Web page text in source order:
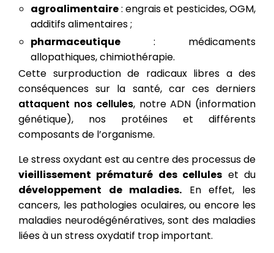
agroalimentaire: engrais et pesticides, OGM,
additifs alimentaires ;
pharmaceutique : médicaments
allopathiques, chimiothérapie.
Cette surproduction de radicaux libres a des
conséquences sur la santé, car ces derniers
attaquent nos cellules, notre ADN (information
génétique), nos protéines et différents
composants de l’organisme.
Le stress oxydant est au centre des processus de
vieillissement prématuré des cellules et du
développement de maladies. En effet, les
cancers, les pathologies oculaires, ou encore les
maladies neurodégénératives, sont des maladies
liées à un stress oxydatif trop important.